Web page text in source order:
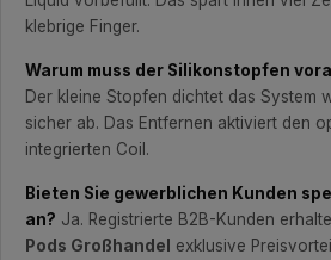
klebrige Finger.
Warum muss der Silikonstopfen
Der kleine Stopfen dichtet das System
sicher ab. Das Entfernen aktiviert den
integrierten Coil.
Bieten Sie gewerblichen Kunden
an? Ja. Registrierte B2B-Kunden
Pods Großhandel
exklusive